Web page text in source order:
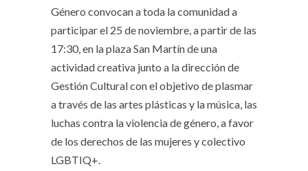
Género convocan a toda la comunidad a
participar el 25 de noviembre, a partir de las
17:30, en la plaza San Martín de una
actividad creativa junto a la dirección de
Gestión Cultural con el objetivo de plasmar
a través de las artes plásticas y la música, las
luchas contra la violencia de género, a favor
de los derechos de las mujeres y colectivo
LGBTIQ+.